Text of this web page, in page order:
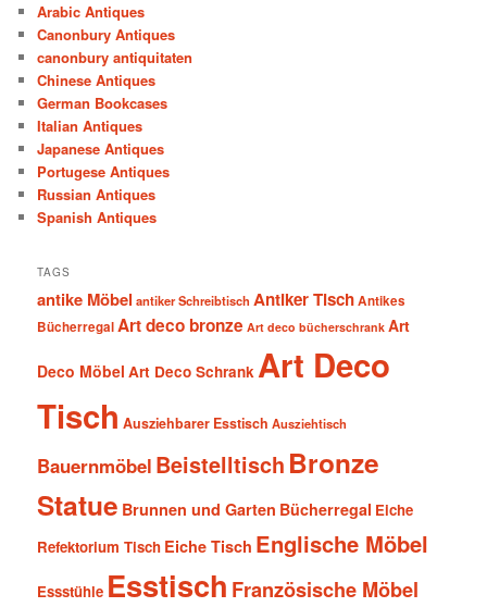
Arabic Antiques
Canonbury Antiques
canonbury antiquitaten
Chinese Antiques
German Bookcases
Italian Antiques
Japanese Antiques
Portugese Antiques
Russian Antiques
Spanish Antiques
TAGS
antike Möbel antiker Schreibtisch Antiker TischAntikes
BücherregalArt deco bronze Art deco bücherschrank Art
Deco Möbel Art Deco Schrank Art Deco
Tisch Ausziehbarer Esstisch Ausziehtisch
Bauernmöbel Beistelltisch Bronze
Statue Brunnen und Garten Bücherregal Eiche
Refektorium Tisch Eiche Tisch Englische Möbel
Essstühle Esstisch Französische Möbel